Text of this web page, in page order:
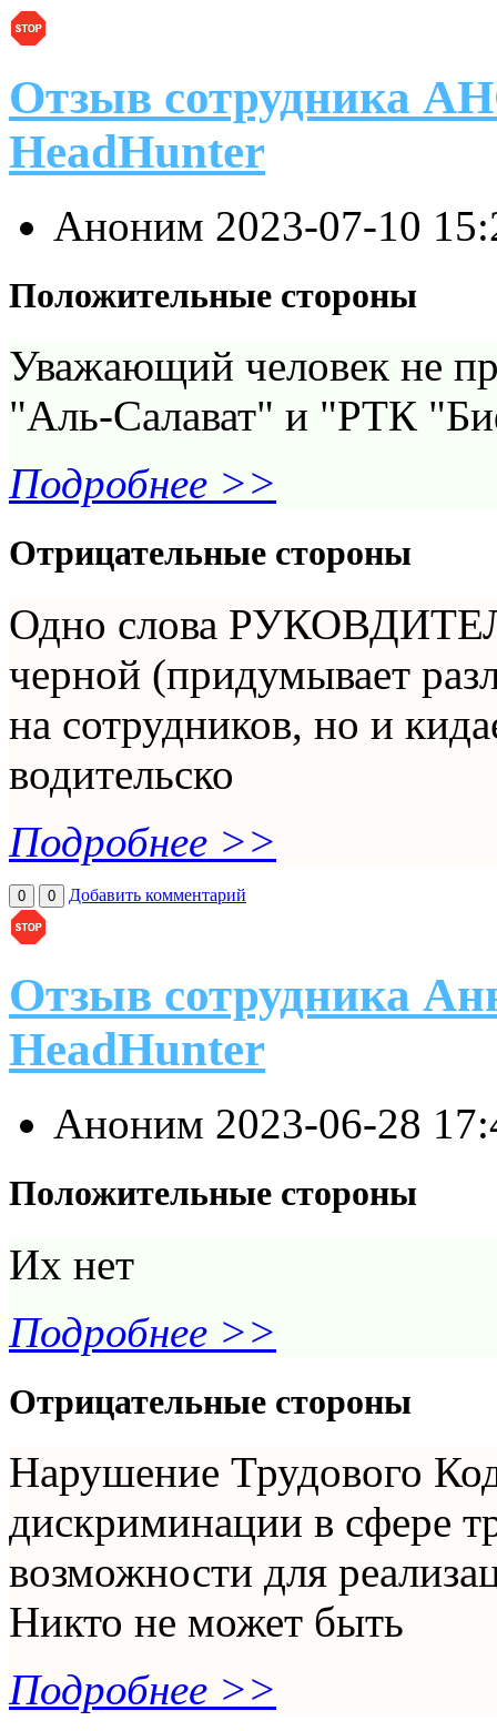
Отзыв сотрудника
HeadHunter
Аноним 2023-07-10
Положительные стороны
Уважающий человек не
"Аль-Салават" и "РТК
Подробнее >>
Отрицательные стороны
Одно слова
черной (придумывает
на сотрудников, но и
водительско
Подробнее >>
0 0 Добавить комментарий
Отзыв сотрудника
HeadHunter
Аноним 2023-06-28
Положительные стороны
Их нет
Подробнее >>
Отрицательные стороны
Нарушение Трудового
дискриминации в сфере
возможности для
Никто не может быть
Подробнее >>